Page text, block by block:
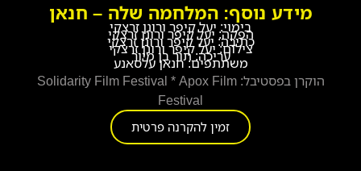
מידע נוסף: המלחמה שלה – חנאן
בימוי: יעל קיפר ורונן זרצקי
הפקה: יעל קיפר ורונן זרצקי
כתיבה: יעל קיפר ורונן זרצקי
צילום: יעל קיפר ורונן זרצקי
עריכה: תור בן מיור
משתתפים: חנאן עלסאנע
הוקרן בפסטיבל: Solidarity Film Festival * Apox Film
Festival
זמין להקרנה פרטית